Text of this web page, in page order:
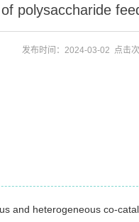
polysaccharide
发布时间：2024-03-02 点击次
and heterogeneous co-